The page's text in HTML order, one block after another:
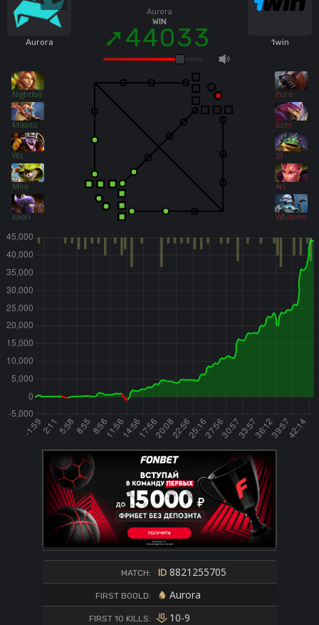
Aurora
Nightfall
Mikoto
Ws
Mira
kaori
Aurora
WIN
44033
Pure
bzm
33
Ari
Whitemon
1win
MATCH: 8821255705
FIRST BOOLD: Aurora
FIRST 10 KILLS: 10-9